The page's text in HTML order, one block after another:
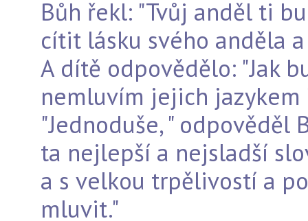
Bůh řekl: "Tvůj anděl ti
cítit lásku svého anděla
A dítě odpovědělo: "Jak
nemluvím jejich jazykem
"Jednoduše, "
ta nejlepší a nejsladší
a s velkou trpělivostí a
mluvit."